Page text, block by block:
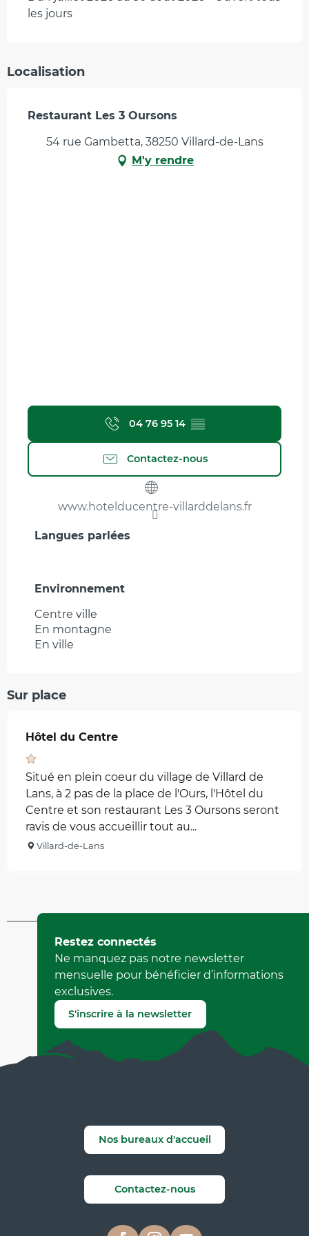
les jours
Localisation
Restaurant Les 3 Oursons
54 rue Gambetta, 38250 Villard-de-Lans
M'y rendre
04 76 95 14 ▒▒
Contactez-nous
www.hotelducentre-villarddelans.fr
Langues parlées
Langues parlées
Environnement
Environnement
Centre ville
En montagne
En ville
Sur place
Hôtel du Centre
Situé en plein coeur du village de Villard de
Lans, à 2 pas de la place de l'Ours, l'Hôtel du
Centre et son restaurant Les 3 Oursons seront
ravis de vous accueillir tout au...
Villard-de-Lans
Mis à jour le 20 juillet 2026 à 09:57
par Office Municipal de Tourisme de Villard-de-Lans
(Identifiant de l'offre : 105605)
Signaler une erreur
Restez connectés
Ne manquez pas notre newsletter
mensuelle pour bénéficier d’informations
exclusives.
S'inscrire à la newsletter
Nos bureaux d'accueil
Contactez-nous